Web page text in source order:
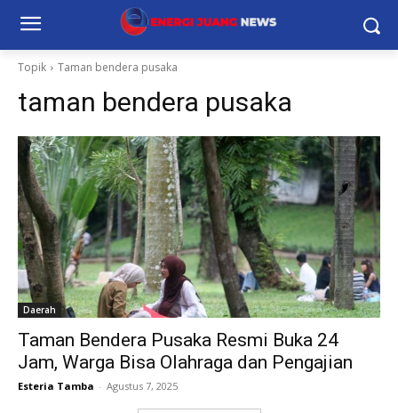
Topik Taman bendera pusaka
taman bendera pusaka
Daerah
Taman Bendera Pusaka Resmi Buka 24
Jam, Warga Bisa Olahraga dan Pengajian
Esteria Tamba - Agustus 7, 2025